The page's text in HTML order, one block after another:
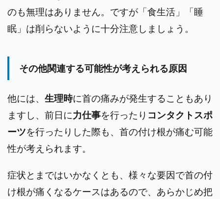
のも無理はありません。ですが「食生活」「睡
眠」は削らないように十分注意しましょう。
その他関連する可能性が考えられる原因
他には、 生理時に首の痛みが発生することもあり
ますし、前日に力仕事を行ったり コンタクトスポ
ーツを行ったりした際も、首の付け根が痛む可能
性が考えられます。
症状とまではいかなくとも、様々な要因で首の付
け根が痛くなるケースはあるので、あらかじめ把